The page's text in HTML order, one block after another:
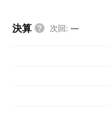
決算 次回: —